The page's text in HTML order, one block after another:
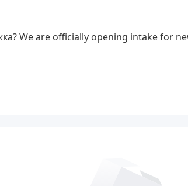
в виртуальной реальности,
We are officially opening intake for